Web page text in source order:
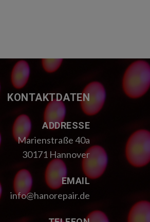
KONTAKTDATEN
ADDRESSE
Marienstraße 40a
30171 Hannover
EMAIL
info@hanorepair.de